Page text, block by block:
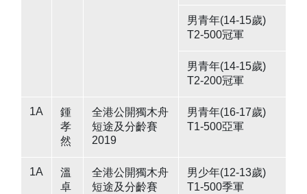
男青年(14-15歲)
T2-500冠軍
男青年(14-15歲)
T2-200冠軍
1A
鍾
孝
然
全港公開獨木舟
短途及分齡賽
2019
男青年(16-17歲)
T1-500亞軍
1A
溫
卓
全港公開獨木舟
短途及分齡賽
男少年(12-13歲)
T1-500季軍